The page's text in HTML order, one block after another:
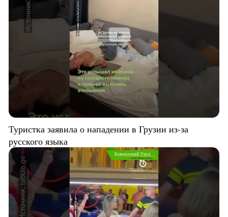
Туристка заявила о нападении в Грузии из-за
русского языка